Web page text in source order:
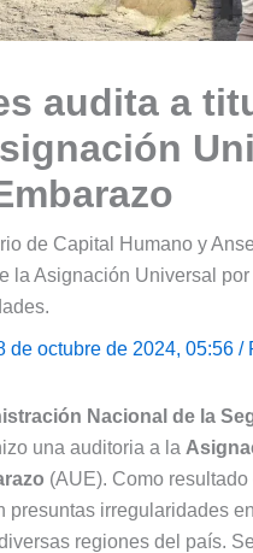
audita a
de Capital Humano y
la Asignación Universal
de octubre de 2024, 05:56 /
Nacional de la
una auditoria a la
(AUE). Como
presuntas irregularidades
regiones del país.